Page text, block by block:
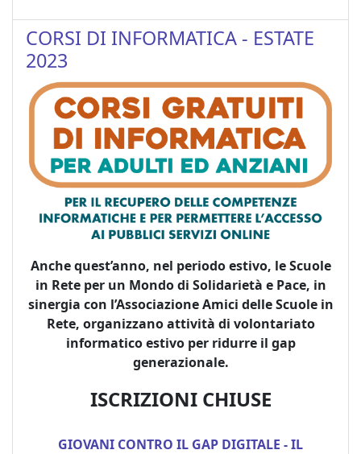
CORSI DI INFORMATICA - ESTATE
2023
Anche quest’anno, nel periodo estivo, le Scuole
in Rete per un Mondo di Solidarietà e Pace, in
sinergia con l’Associazione Amici delle Scuole in
Rete, organizzano attività di volontariato
informatico estivo per ridurre il gap
generazionale.
ISCRIZIONI CHIUSE
GIOVANI CONTRO IL GAP DIGITALE - IL